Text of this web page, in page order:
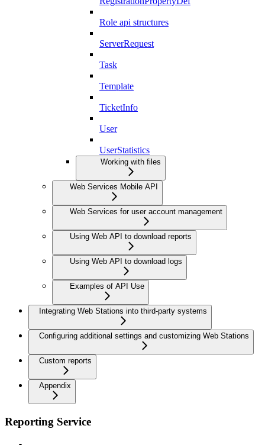
Role api structures
ServerRequest
Task
Template
TicketInfo
User
UserStatistics
Working with files
Web Services Mobile API
Web Services for user account management
Using Web API to download reports
Using Web API to download logs
Examples of API Use
Integrating Web Stations into third-party systems
Configuring additional settings and customizing Web Stations
Custom reports
Appendix
Reporting Service